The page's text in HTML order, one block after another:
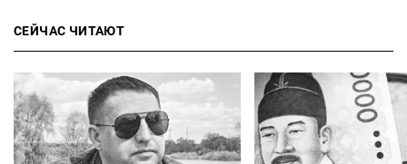
СЕЙЧАС ЧИТАЮТ